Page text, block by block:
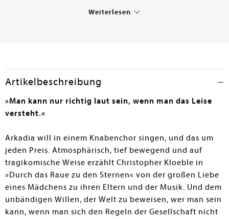
die Familie verlassen? Wurde sie in eine Klinik
der Straße oder in der Kirche begegnen: "Deine Mutter
ist ..." – Ein berührender Lesestoff nicht nur für
MusikliebhaberInnen: Der Sog der Ich-Erzählung, in fünf
Sätzen wie eine Symphonie komponiert, wirkt; die
Beim Lesen ist man genauso nah an dem rebellischen
Selbstbewusstsein der (nicht nur im Proberaum)
vorlauten Teenagerin wie an dem rauen,
traumatisierenden Verlustschmerz. Denn Arkadias
Mutter ist bei einem Autounfall ums Leben gekommen.
Und doch ist sie in dem zurückgelassenen "Notenheft
meiner Tochter" für immer bei Arkadia geblieben.
Weiterlesen
Artikelbeschreibung
»Man kann nur richtig laut sein, wenn man das Leise
versteht.«
Arkadia will in einem Knabenchor singen, und das um
jeden Preis. Atmosphärisch, tief bewegend und auf
tragikomische Weise erzählt Christopher Kloeble in
»Durch das Raue zu den Sternen« von der großen Liebe
eines Mädchens zu ihren Eltern und der Musik. Und dem
unbändigen Willen, der Welt zu beweisen, wer man sein
kann, wenn man sich den Regeln der Gesellschaft nicht